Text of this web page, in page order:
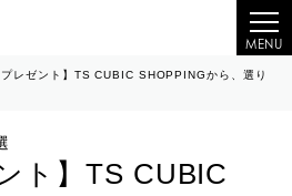
MENU
プレゼント】TS CUBIC SHOPPINGから、選り
ト】TS CUBIC